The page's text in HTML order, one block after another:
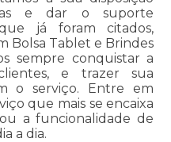
e dar o suporte
já foram citados,
Bolsa Tablet e Brindes
sempre conquistar a
e trazer sua
o serviço. Entre em
que mais se encaixa
a funcionalidade de
a dia.